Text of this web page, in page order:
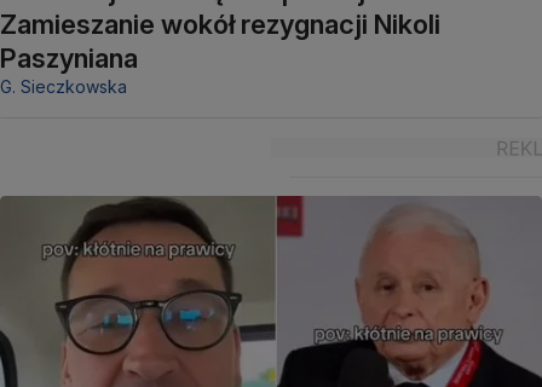
Zamieszanie wokół rezygnacji Nikoli
Paszyniana
G. Sieczkowska